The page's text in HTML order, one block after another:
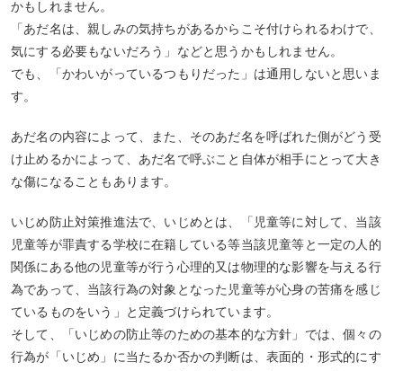
かもしれません。
「あだ名は、親しみの気持ちがあるからこそ付けられるわけで、
気にする必要もないだろう」などと思うかもしれません。
でも、「かわいがっているつもりだった」は通用しないと思いま
す。
あだ名の内容によって、また、そのあだ名を呼ばれた側がどう受
け止めるかによって、あだ名で呼ぶこと自体が相手にとって大き
な傷になることもあります。
いじめ防止対策推進法で、いじめとは、「児童等に対して、当該
児童等が罪責する学校に在籍している等当該児童等と一定の人的
関係にある他の児童等が行う心理的又は物理的な影響を与える行
為であって、当該行為の対象となった児童等が心身の苦痛を感じ
ているものをいう」と定義づけられています。
そして、「いじめの防止等のための基本的な方針」では、個々の
行為が「いじめ」に当たるか否かの判断は、表面的・形式的にす